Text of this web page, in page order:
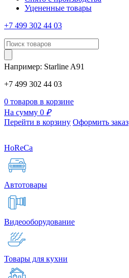
Уцененные товары
+7 499 302 44 03
Например: Starline A91
+7 499 302 44 03
0 товаров в корзине
На сумму 0 ₽
Перейти в корзину Оформить заказ
HoReCa
Автотовары
Видеооборудование
Товары для кухни